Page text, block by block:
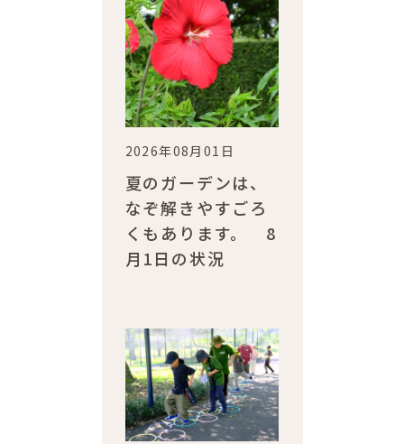
2026年08月01日
夏のガーデンは、
なぞ解きやすごろ
くもあります。 8
月1日の状況